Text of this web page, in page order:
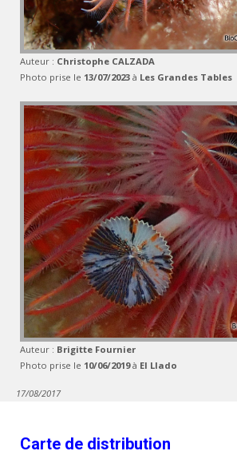
Auteur : Christophe CALZADA
Photo prise le 13/07/2023 à Les Grandes Tables
Auteur : Brigitte Fournier
Photo prise le 10/06/2019à El Llado
17/08/2017
Carte de distribution